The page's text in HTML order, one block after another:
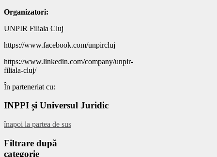
Organizatori:
UNPIR Filiala Cluj
https://www.facebook.com/unpircluj
https://www.linkedin.com/company/unpir-
filiala-cluj/
În parteneriat cu:
INPPI și Universul Juridic
înapoi la partea de sus
Filtrare după
categorie